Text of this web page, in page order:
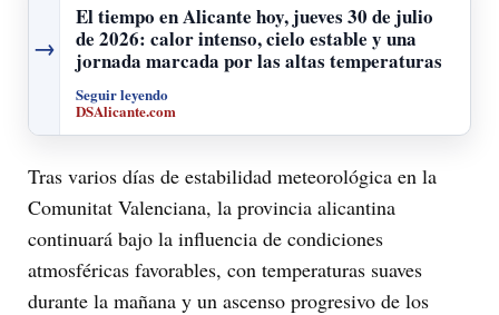
→
El tiempo en Alicante hoy, jueves 30 de julio
de 2026: calor intenso, cielo estable y una
jornada marcada por las altas temperaturas
Seguir leyendo
DSAlicante.com
Tras varios días de estabilidad meteorológica en la
Comunitat Valenciana, la provincia alicantina
continuará bajo la influencia de condiciones
atmosféricas favorables, con temperaturas suaves
durante la mañana y un ascenso progresivo de los